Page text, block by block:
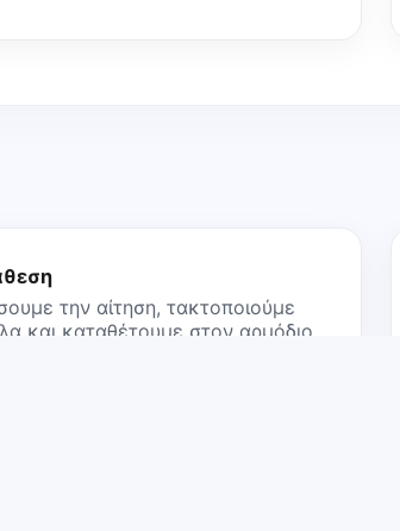
την αίτηση, τακτοποιούμε
και καταθέτουμε στον αρμόδιο